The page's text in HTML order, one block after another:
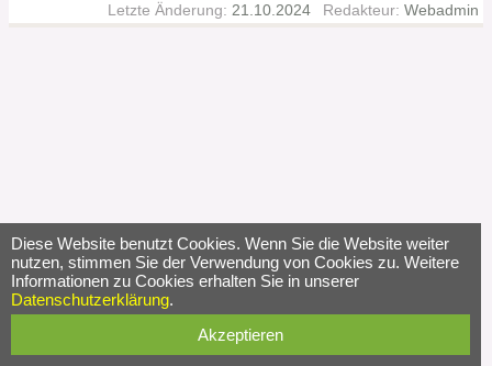
Diese Website benutzt Cookies. Wenn Sie die Website weiter
nutzen, stimmen Sie der Verwendung von Cookies zu. Weitere
Informationen zu Cookies erhalten Sie in unserer
Datenschutzerklärung.
Akzeptieren
Letzte Änderung:21.10.2024 Redakteur:Webadmin